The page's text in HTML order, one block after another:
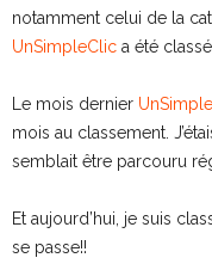
notamment celui de la
UnSimpleClic a été classé.
Le mois dernier
mois au classement.
semblait être parcouru
Et aujourd’hui, je suis
se passe!!